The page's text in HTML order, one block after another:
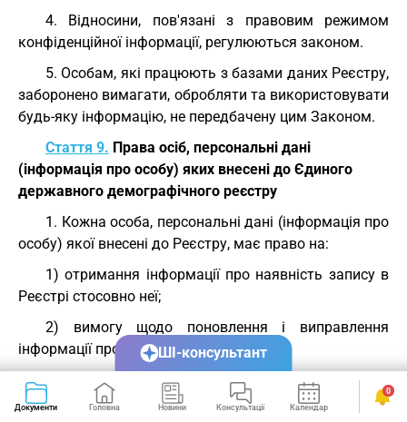
4. Відносини, пов'язані з правовим режимом
конфіденційної інформації, регулюються законом.
5. Особам, які працюють з базами даних Реєстру,
заборонено вимагати, обробляти та використовувати
будь-яку інформацію, не передбачену цим Законом.
Стаття 9. Права осіб, персональні дані
(інформація про особу) яких внесені до Єдиного
державного демографічного реєстру
1. Кожна особа, персональні дані (інформація про
особу) якої внесені до Реєстру, має право на:
1) отримання інформації про наявність запису в
Реєстрі стосовно неї;
2) вимогу щодо поновлення і виправлення
інформації про неї;
3) забезпечення захисту своїх прав, якщо її запит
або вимогу про виправлення своїх персональних
Документи Головна Новини Консультації Календар Сервіси
0
ШІ-консультант